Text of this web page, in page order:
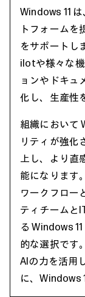
Windows 11
トフォームを
をサポートし
ilotや様々な
ョンやドキュ
化し、生産性
組織において
リティが強化
上し、より直
能になります
ワークフロー
ティチームと
る Windows
的な選択です
AIの力を活用
に、Windows